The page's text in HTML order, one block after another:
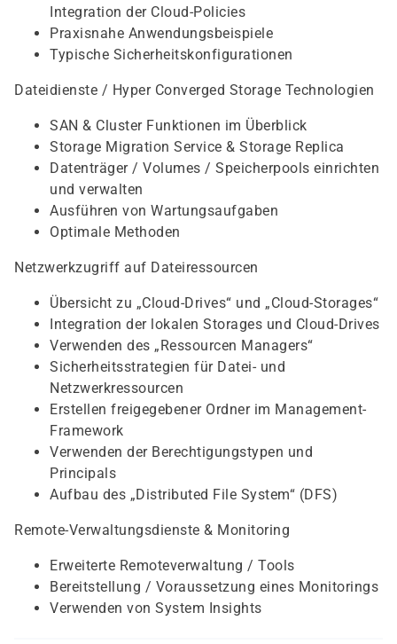
Integration der Cloud-Policies
Praxisnahe Anwendungsbeispiele
Typische Sicherheitskonfigurationen
Dateidienste / Hyper Converged Storage Technologien
SAN & Cluster Funktionen im Überblick
Storage Migration Service & Storage Replica
Datenträger / Volumes / Speicherpools einrichten
und verwalten
Ausführen von Wartungsaufgaben
Optimale Methoden
Netzwerkzugriff auf Dateiressourcen
Übersicht zu „Cloud-Drives“ und „Cloud-Storages“
Integration der lokalen Storages und Cloud-Drives
Verwenden des „Ressourcen Managers“
Sicherheitsstrategien für Datei- und
Netzwerkressourcen
Erstellen freigegebener Ordner im Management-
Framework
Verwenden der Berechtigungstypen und
Principals
Aufbau des „Distributed File System“ (DFS)
Remote-Verwaltungsdienste & Monitoring
Erweiterte Remoteverwaltung / Tools
Bereitstellung / Voraussetzung eines Monitorings
Verwenden von System Insights